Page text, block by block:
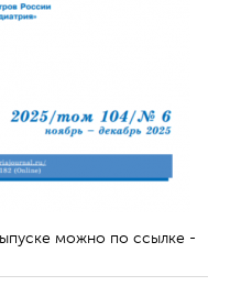
можно по ссылке -